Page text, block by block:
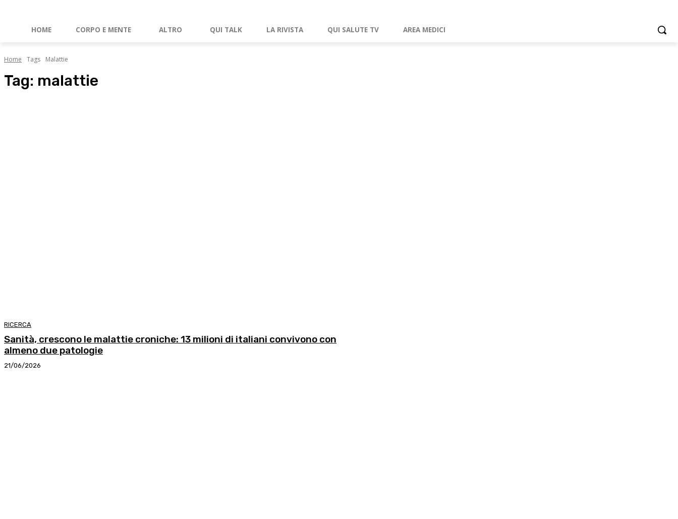
HOME CORPO E MENTE ALTRO QUI TALK LA RIVISTA QUI SALUTE TV AREA MEDICI
Home Tags Malattie
Tag: malattie
RICERCA
Sanità, crescono le malattie croniche: 13 milioni di italiani convivono con
almeno due patologie
21/06/2026